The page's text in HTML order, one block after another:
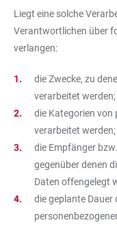
Liegt eine solche
Verantwortlichen über
verlangen:
die Zwecke, zu
verarbeitet werden;
die Kategorien von
verarbeitet werden;
die Empfänger
gegenüber denen
Daten offengelegt
die geplante Dauer